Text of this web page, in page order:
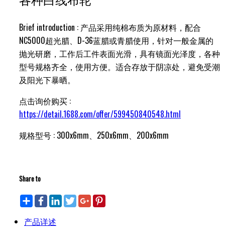
Brief introduction : 产品采用纯棉布质为原材料，配合
NC5000超光腊、D-36蓝腊或青腊使用，针对一般金属的
抛光研磨，工作后工件表面光滑，具有镜面光泽度，各种
型号规格齐全，使用方便。适合存放于阴凉处，避免受潮
及阳光下暴晒。
点击询价购买 :
https://detail.1688.com/offer/599450840548.html
规格型号 : 300x6mm、250x6mm、200x6mm
Share to
ShareFacebookLinkedInTwitterGoogle+
产品详述